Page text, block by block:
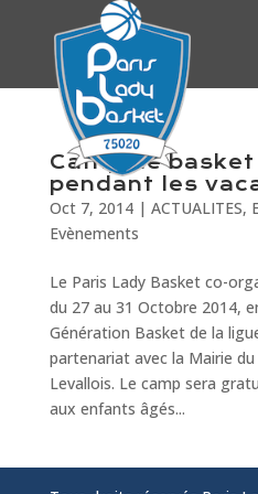
Camp de
pendant les
Oct 7, 2014| ACTUALITES,
Evènements
Le Paris Lady Basket co-
du 27 au 31 Octobre 2014,
Génération Basket de la
partenariat avec la Mairie
Levallois. Le camp sera
aux enfants âgés...